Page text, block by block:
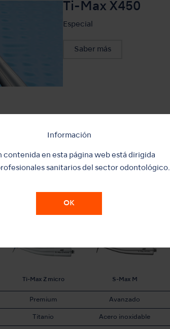
Información
contenida en esta página web está dirigida
sanitarios del sector odontológico.
OK
Ti-Max X450
Especial
Saber más
Ti-Max Z micro
Premium
Titanio
S-Max M
Avanzado
Acero inoxidable